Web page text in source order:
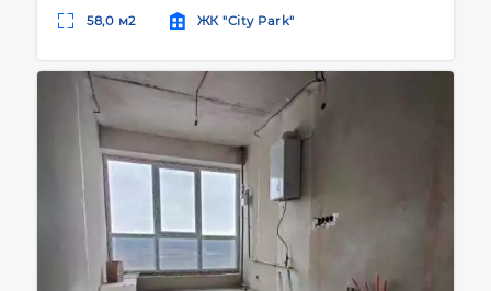
58,0 м2 ЖК "City Park"